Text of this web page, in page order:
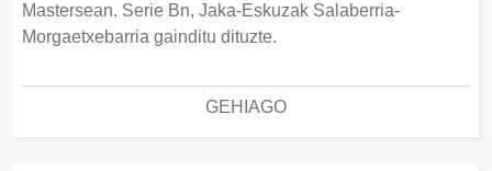
Mastersean. Serie Bn, Jaka-Eskuzak Salaberria-
Morgaetxebarria gainditu dituzte.
GEHIAGO